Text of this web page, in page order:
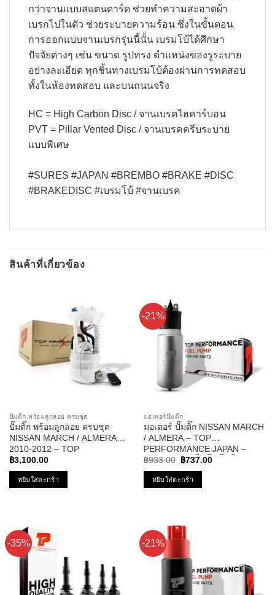
กว่าจานแบบสแตนดาร์ด ช่วยทำความสะอาดผ้า
เบรกไปในตัว ช่วยระบายความร้อน ซึ่งในขั้นตอน
การออกแบบจานเบรกรุ่นนี้นั้น เบรมโบ้ได้ศึกษา
ปัจจัยต่างๆ เช่น ขนาด รูปทรง ตำแหน่งของรูระบาย
อย่างละเอียด ทุกชิ้นทางเบรมโบ้ต้องผ่านการทดสอบ
ทั้งในห้องทดสอบ และบนถนนจริง
HC = High Carbon Disc / จานเบรคไฮคาร์บอน
PVT = Pillar Vented Disc / จานเบรคครีบระบาย
แบบพิเศษ
#SURES #JAPAN #BREMBO #BRAKE #DISC
#BRAKEDISC #เบรมโบ้ #จานเบรค
สินค้าที่เกี่ยวข้อง
ปั๊มติ๊ก พร้อมลูกลอย ครบชุด
ปั๊มติ๊ก พร้อมลูกลอย ครบชุด
NISSAN MARCH / ALMERA
2010-2012 – TOP
PERFORMANCE JAPAN –
TPFN-963 – ปั้มติ๊ก มาร์ช อัลเม
ร่า
฿3,100.00
หยิบใส่ตะกร้า
-21%
มอเตอร์ปั๊มติ๊ก
มอเตอร์ ปั๊มติ๊ก NISSAN MARCH
/ ALMERA – TOP
PERFORMANCE JAPAN –
TPFN-602 – ปั้มติ๊ก ปั๊มน้ำมัน นิส
สัน มาร์ช อัลเมร่า
฿933.00
Original
was:
฿933.00.
฿737.00Current
หยิบใส่ตะกร้า
-35% -21%